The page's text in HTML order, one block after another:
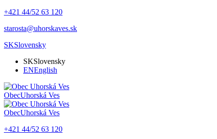
+421 44/52 63 120
starosta@uhorskaves.sk
SKSlovensky
SKSlovensky
ENEnglish
ObecUhorská Ves
ObecUhorská Ves
+421 44/52 63 120